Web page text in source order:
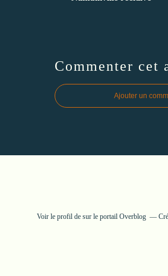
Commenter cet
Ajouter un
Voir le profil de sur le portail Overblog